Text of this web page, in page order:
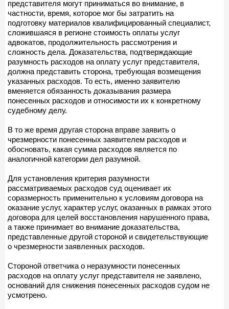
представителя могут приниматься во внимание, в
частности, время, которое мог бы затратить на
подготовку материалов квалифицированный специалист,
сложившаяся в регионе стоимость оплаты услуг
адвокатов, продолжительность рассмотрения и
сложность дела. Доказательства, подтверждающие
разумность расходов на оплату услуг представителя,
должна представить сторона, требующая возмещения
указанных расходов. То есть, именно заявителю
вменяется обязанность доказывания размера
понесенных расходов и относимости их к конкретному
судебному делу.
В то же время другая сторона вправе заявить о
чрезмерности понесенных заявителем расходов и
обосновать, какая сумма расходов является по
аналогичной категории дел разумной.
Для установления критерия разумности
рассматриваемых расходов суд оценивает их
соразмерность применительно к условиям договора на
оказание услуг, характер услуг, оказанных в рамках этого
договора для целей восстановления нарушенного права,
а также принимает во внимание доказательства,
представленные другой стороной и свидетельствующие
о чрезмерности заявленных расходов.
Стороной ответчика о неразумности понесенных
расходов на оплату услуг представителя не заявлено,
оснований для снижения понесенных расходов судом не
усмотрено.